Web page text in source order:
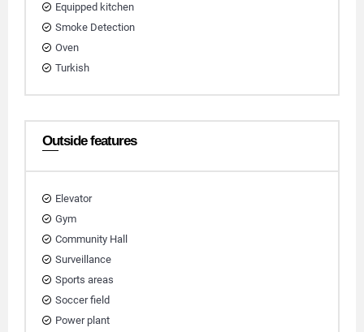
Equipped kitchen
Smoke Detection
Oven
Turkish
Outside features
Elevator
Gym
Community Hall
Surveillance
Sports areas
Soccer field
Power plant